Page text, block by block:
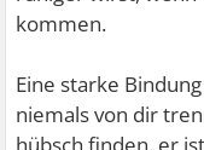
kommen.
Eine starke
niemals von dir